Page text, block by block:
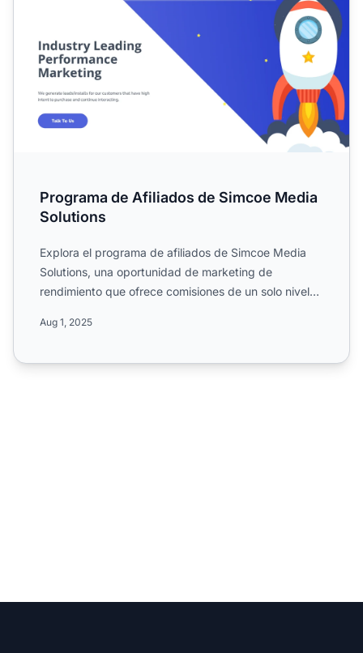
Programa de Afiliados de Simcoe Media
Solutions
Explora el programa de afiliados de Simcoe Media
Solutions, una oportunidad de marketing de
rendimiento que ofrece comisiones de un solo nivel
Aug 1, 2025